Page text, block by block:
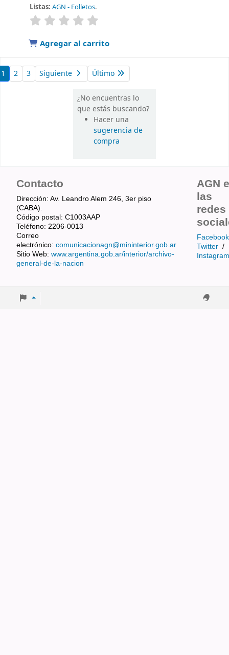
Listas: AGN - Folletos.
valoración
Agregar al carrito
1 2 3 Siguiente Último
¿No encuentras lo
que estás buscando?
Hacer una
sugerencia de
compra
Contacto
Dirección: Av. Leandro Alem 246, 3er piso
(CABA).
Código postal: C1003AAP
Teléfono: 2206-0013
Correo
electrónico: comunicacionagn@mininterior.gob.ar
Sitio Web: www.argentina.gob.ar/interior/archivo-
general-de-la-nacion
AGN
las
redes
Facebook
Twitter /
Instagram